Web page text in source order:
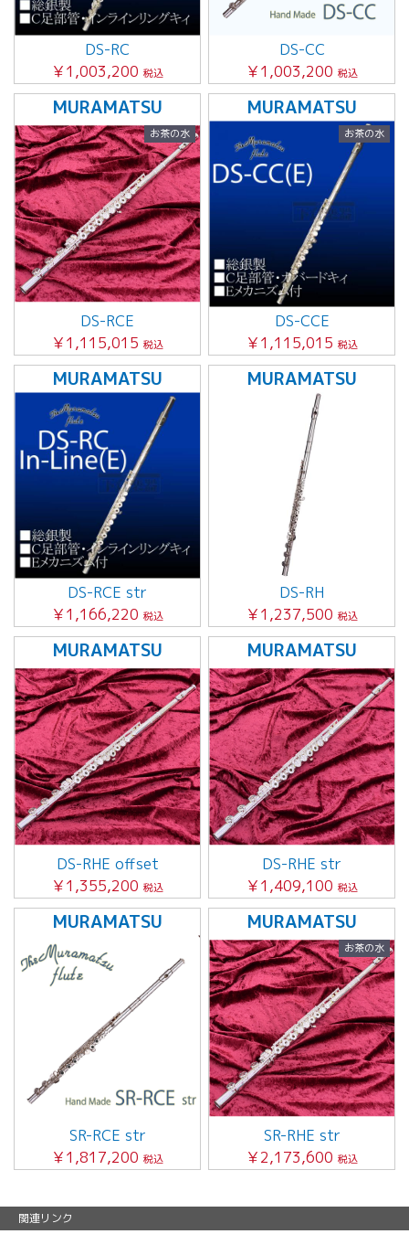
DS-RC
￥1,003,200 税込
DS-CC
￥1,003,200 税込
MURAMATSU
お茶の水
DS-RCE
￥1,115,015 税込
MURAMATSU
お茶の水
DS-CCE
￥1,115,015 税込
MURAMATSU
DS-RCE str
￥1,166,220 税込
MURAMATSU
DS-RH
￥1,237,500 税込
MURAMATSU
DS-RHE offset
￥1,355,200 税込
MURAMATSU
DS-RHE str
￥1,409,100 税込
MURAMATSU
SR-RCE str
￥1,817,200 税込
MURAMATSU
お茶の水
SR-RHE str
￥2,173,600 税込
関連リンク